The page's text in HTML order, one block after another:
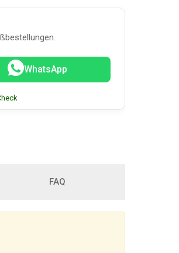
WhatsApp
FAQ